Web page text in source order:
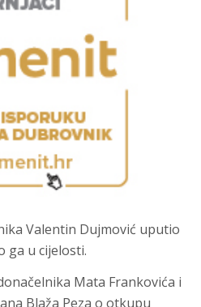
Valentin Dujmović uputio
ga u cijelosti.
Mata Frankovića i
Blaža Peza o otkupu